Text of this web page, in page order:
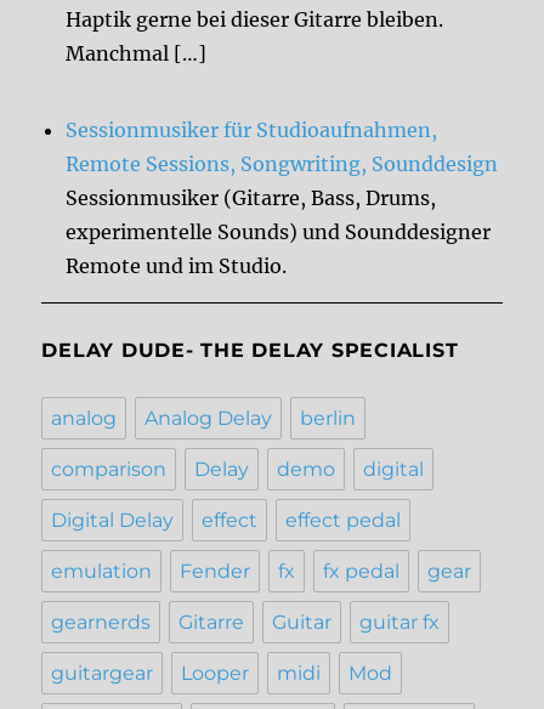
Haptik gerne bei dieser Gitarre bleiben.
Manchmal […]
Sessionmusiker für Studioaufnahmen,
Remote Sessions, Songwriting, Sounddesign
Sessionmusiker (Gitarre, Bass, Drums,
experimentelle Sounds) und Sounddesigner
Remote und im Studio.
DELAY DUDE- THE DELAY SPECIALIST
analog Analog Delay berlin
comparison Delay demo digital
Digital Delay effect effect pedal
emulation Fender fx fx pedal gear
gearnerds Gitarre Guitar guitar fx
guitargear Looper midi Mod